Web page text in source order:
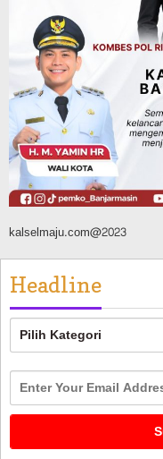
Bangunan TPA
Direnovasi,
Pernah
Agustus 10, 2026
kalselmaju.com@2023
Headline
Headline